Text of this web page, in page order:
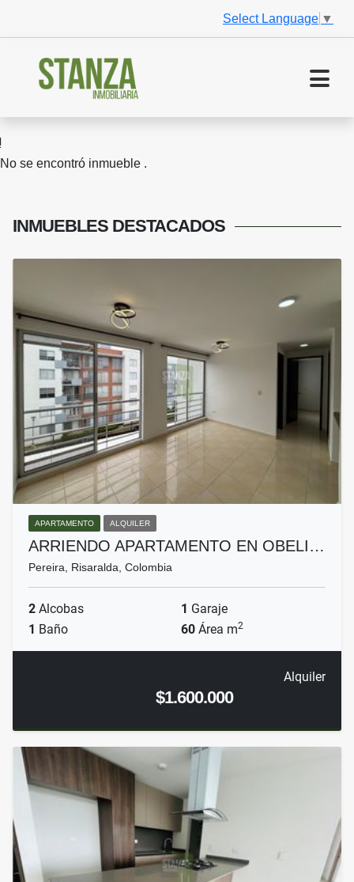
Select Language ▼
No se encontró inmueble .
INMUEBLES DESTACADOS
APARTAMENTO ALQUILER
ARRIENDO APARTAMENTO EN OBELI…
Pereira, Risaralda, Colombia
2 Alcobas 1 Garaje
1 Baño 60 Área m2
Alquiler
$1.600.000